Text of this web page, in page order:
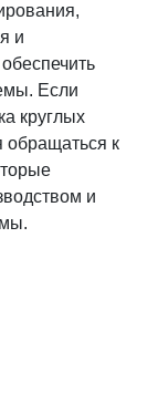
и
Если
круглых
обращаться к
и